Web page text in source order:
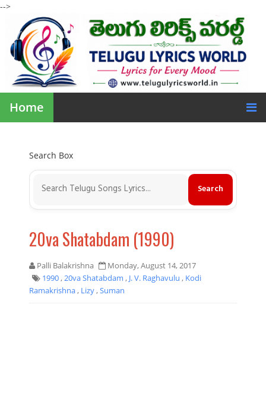
-->
Home
Search Box
20va Shatabdam (1990)
Palli Balakrishna
Monday, August 14, 2017
1990,20va Shatabdam , J. V. Raghavulu , Kodi
Ramakrishna, Lizy,Suman